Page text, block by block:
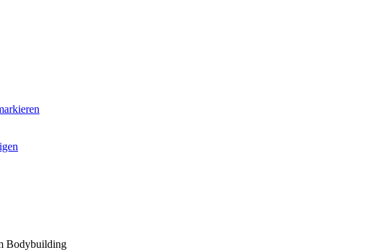
Bodybuilding